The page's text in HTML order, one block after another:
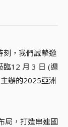
刻，我們誠摯邀
臨12 月 3 日 (週
辦的2025亞洲
局，打造串連國